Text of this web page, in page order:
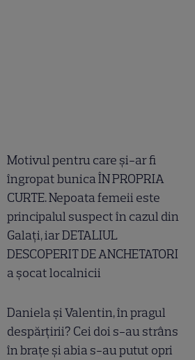
Motivul pentru care și-ar fi
îngropat bunica ÎN PROPRIA
CURTE. Nepoata femeii este
principalul suspect în cazul din
Galați, iar DETALIUL
DESCOPERIT DE ANCHETATORI
a șocat localnicii
Daniela și Valentin, în pragul
despărțirii? Cei doi s-au strâns
în brațe și abia s-au putut opri